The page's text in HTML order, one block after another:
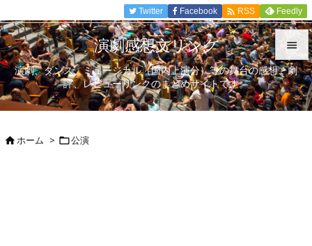


メニュ

Twitter Facebook  RSS Feedly
演劇感想文リンク
演劇、ダンス、ミュージカル（国内上演分）等の舞台の感想、劇
評、レビューリンクのまとめサイトです。
ホーム > 公演